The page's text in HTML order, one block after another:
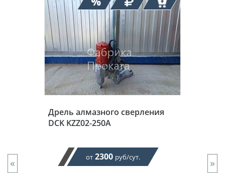
Дрель алмазного сверления
DCK KZZ02-250A
от 2300 руб/сут.
« »